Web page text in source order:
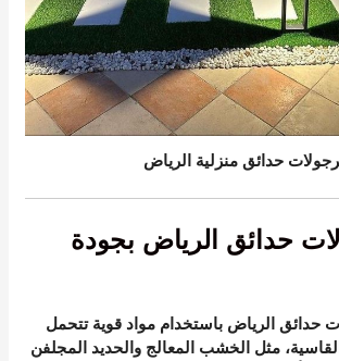
حدائق منزلية الرياض
حدائق الرياض بجودة
حدائق الرياض باستخدام مواد قوية تتحمل
مثل الخشب المعالج والحديد المجلفن